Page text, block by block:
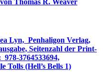
Thomas R. Weaver
Lyn, ‎ Penhaligon Verlag,
Seitenzahl der Print-
Belle Tolls (Hell’s Bells 1)